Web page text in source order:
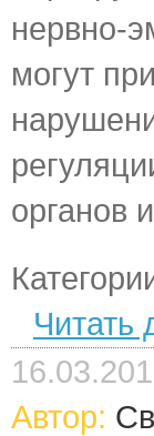
нервно-
могут
органов
Читать
Автор: